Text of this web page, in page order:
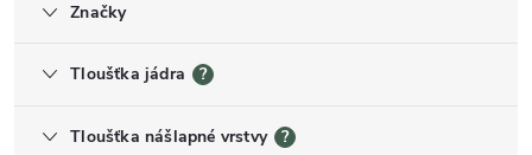
Značky
Tloušťka jádra ?
Tloušťka nášlapné vrstvy ?